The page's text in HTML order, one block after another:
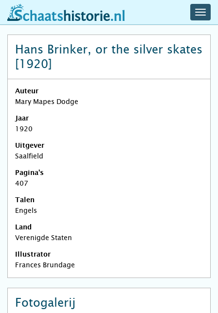
schaatshistorie.nl
Hans Brinker, or the silver skates
[1920]
Auteur
Mary Mapes Dodge
Jaar
1920
Uitgever
Saalfield
Pagina's
407
Talen
Engels
Land
Verenigde Staten
Illustrator
Frances Brundage
Fotogalerij